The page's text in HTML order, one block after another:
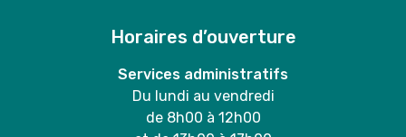
Horaires d’ouverture
Services administratifs
Du lundi au vendredi
de 8h00 à 12h00